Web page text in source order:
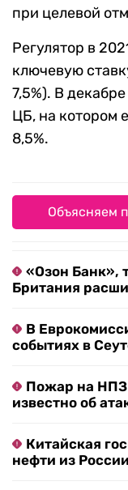
при целевой
Регулятор в
ключевую
7,5%). В
ЦБ, на котором
8,5%.
Объясняем
«Озон Банк»,
Британия
В
событиях в
Пожар на НПЗ
известно об
Китайская
нефти из России